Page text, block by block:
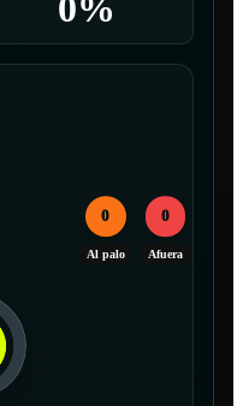
0
Al palo
0
Afuera